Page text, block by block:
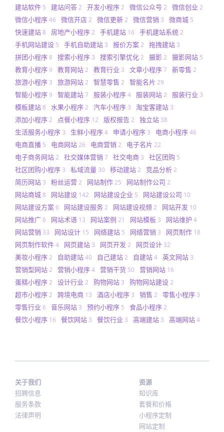
建站软件 5 建站问答2 开发小程序2 微信公众号 2 微信创业 2
微信小程序46 微信开店2 微信更新2 微信营销 3 微商城 5
快速建站8 房地产小程序2 手机建站 16 手机建站系统2
手机网站建设 5 手机自助建站 3 报价方案2 拖拽建站 3
拼团小程序8 搜索小程序 3 搜索引擎优化2 摄影2 摄影网站 5
教育小程序9 教育网站2 教育行业 3 文章小程序7 新零售 2
旅游小程序 3 旅游网站2 智慧零售 2 智能名片 29
智能小程序9 智能建站7 服装小程序4 服装网站2 服装行业 3
模板建站8 水果小程序2 汽车小程序 3 淘宝客建站 3
添加小程序2 点餐小程序 12 版权报告2 独立站 38
生活服务小程序 3 生鲜小程序4 申请小程序 3 电商小程序46
电商直播 5 电商网站26 电商营销 2 电子名片 22
电子商务网站2 社交媒体营销 7 社交电商 3 社区团购 5
社区团购小程序 3 私域流量 30 移动建站2 竞品分析2
简历网站 3 粉丝运营2 网站制作25 网站制作公司 2
网站商城8 网站建设 142 网站建设企业 5 网站建设公司 10
网站建设方案6 网站建设服务2 网站建设视频2 网站开发 10
网站推广6 网站术语 13 网站案例 21 网站模板 3 网站维护 4
网站营销 33 网站设计 15 网络建站 5 网络营销 3 网页制作 18
网页制作软件4 网页建站 3 网页开发 2 网页设计 32
美妆小程序2 自助建站40 自己建站2 自建站4 英文网站 3
营销型网站2 营销小程序4 营销干货 50 营销网站 16
蛋糕小程序2 设计行业 2 购物网站 3 购物网站建设2
超市小程序2 跨境电商 13 酒店小程序 3 销售 2 零售小程序 3
零售行业 6 音乐网站 3 预约小程序 5 食品小程序2
餐饮小程序 16 餐饮网站 3 餐饮行业 3 高端建站 3 高端网站4
关于我们
招聘信息
服务条款
法律声明
资源
知识库
套餐和价格
小程序定制
网站定制